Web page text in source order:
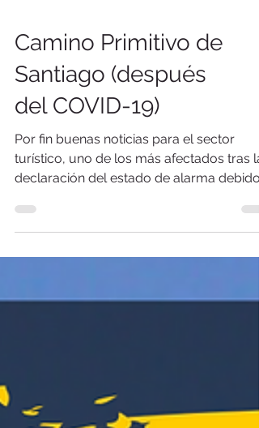
Camino Primitivo de
Santiago (después
del COVID-19)
Por fin buenas noticias para el sector
turístico, uno de los más afectados tras la